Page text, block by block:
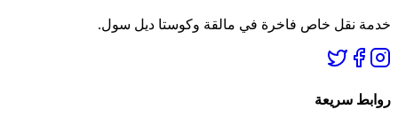
خدمة نقل خاص فاخرة في مالقة وكوستا ديل سول.
روابط سريعة